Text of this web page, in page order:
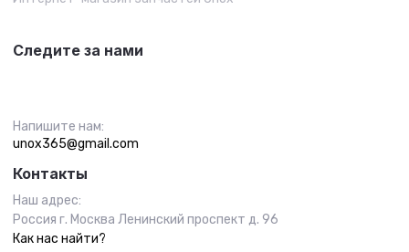
Следите за нами
Напишите нам:
unox365@gmail.com
Контакты
Наш адрес:
Россия г. Москва Ленинский проспект д. 96
Как нас найти?